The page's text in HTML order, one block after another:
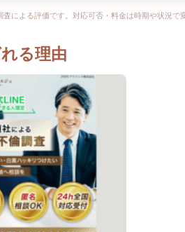
による評価です。対応可否・料金は時期や状況で
る理由